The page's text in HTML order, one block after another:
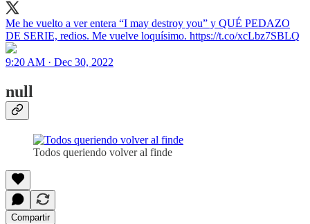
Me he vuelto a ver entera “I may destroy you” y QUÉ PEDAZO
DE SERIE, redios. Me vuelve loquísimo. https://t.co/xcLbz7SBLQ
9:20 AM · Dec 30, 2022
null
Todos queriendo volver al finde
Compartir